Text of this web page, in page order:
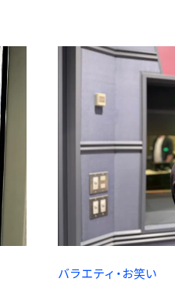
バラエティ・お笑い